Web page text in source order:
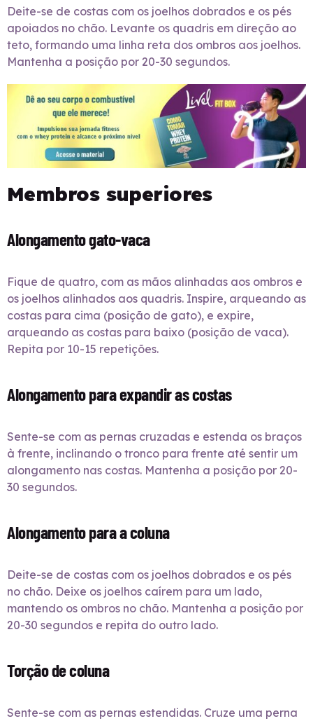
Deite-se de costas com os joelhos dobrados e os pés
apoiados no chão. Levante os quadris em direção ao
teto, formando uma linha reta dos ombros aos joelhos.
Mantenha a posição por 20-30 segundos.
Membros superiores
Alongamento gato-vaca
Fique de quatro, com as mãos alinhadas aos ombros e
os joelhos alinhados aos quadris. Inspire, arqueando as
costas para cima (posição de gato), e expire,
arqueando as costas para baixo (posição de vaca).
Repita por 10-15 repetições.
Alongamento para expandir as costas
Sente-se com as pernas cruzadas e estenda os braços
à frente, inclinando o tronco para frente até sentir um
alongamento nas costas. Mantenha a posição por 20-
30 segundos.
Alongamento para a coluna
Deite-se de costas com os joelhos dobrados e os pés
no chão. Deixe os joelhos caírem para um lado,
mantendo os ombros no chão. Mantenha a posição por
20-30 segundos e repita do outro lado.
Torção de coluna
Sente-se com as pernas estendidas. Cruze uma perna